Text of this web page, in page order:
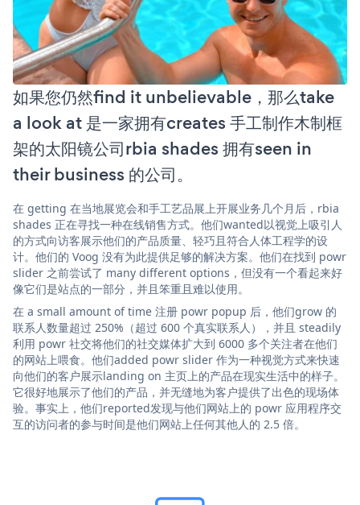
如果您仍然find it unbelievable，那么take
a look at 是一家拥有creates 手工制作木制框
架的太阳镜公司rbia shades 拥有seen in
their business 的公司。
在 getting 在当地展览会和手工艺品展上开展业务几个月后，rbia
shades 正在寻找一种在线销售方式。他们wanted以视觉上吸引人
的方式向访客展示他们的产品质量、轻巧且符合人体工程学的设
计。他们的 Voog 没有为此提供足够的解决方案。他们在找到 powr
slider 之前尝试了 many different options，但没有一个看起来好
像它们是站点的一部分，并且笨重且难以使用。
在 a small amount of time 注册 powr popup 后，他们grow 的
联系人数量超过 250%（超过 600 个真实联系人），并且 steadily
利用 powr 社交将他们的社交媒体扩大到 6000 多个关注者在他们
的网站上喂食。他们added powr slider 作为一种视觉方式来快速
向他们的客户展示landing on 主页上的产品在现实生活中的样子。
它很好地展示了他们的产品，并无缝地为客户提供了出色的现场体
验。事实上，他们reported发现与他们网站上的 powr 应用程序交
互的访问者的参与时间是他们网站上任何其他人的 2.5 倍。